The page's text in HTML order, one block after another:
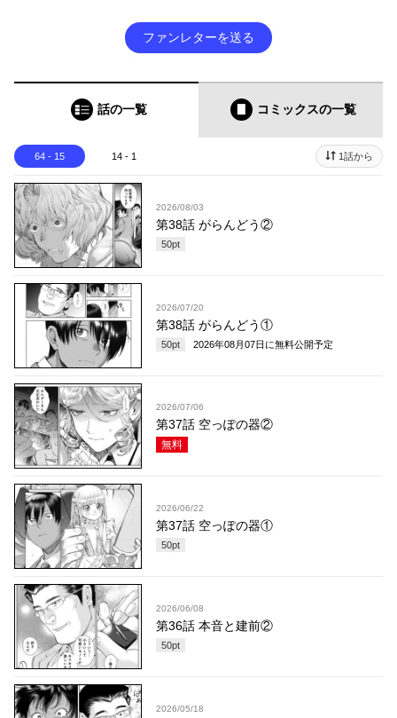
ファンレターを送る
話の一覧 コミックスの一覧
64 - 15 14 - 1 1話から
2026/08/03
第38話 がらんどう②
50pt
2026/07/20
第38話 がらんどう①
50pt 2026年08月07日 に無料公開予定
2026/07/06
第37話 空っぽの器②
無料
2026/06/22
第37話 空っぽの器①
50pt
2026/06/08
第36話 本音と建前②
50pt
2026/05/18